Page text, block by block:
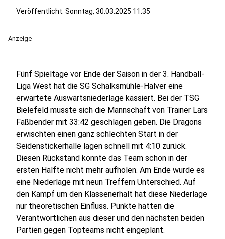
Veröffentlicht: Sonntag, 30.03.2025 11:35
Anzeige
Fünf Spieltage vor Ende der Saison in der 3. Handball-
Liga West hat die SG Schalksmühle-Halver eine
erwartete Auswärtsniederlage kassiert. Bei der TSG
Bielefeld musste sich die Mannschaft von Trainer Lars
Faßbender mit 33:42 geschlagen geben. Die Dragons
erwischten einen ganz schlechten Start in der
Seidenstickerhalle lagen schnell mit 4:10 zurück.
Diesen Rückstand konnte das Team schon in der
ersten Hälfte nicht mehr aufholen. Am Ende wurde es
eine Niederlage mit neun Treffern Unterschied. Auf
den Kampf um den Klassenerhalt hat diese Niederlage
nur theoretischen Einfluss. Punkte hatten die
Verantwortlichen aus dieser und den nächsten beiden
Partien gegen Topteams nicht eingeplant.